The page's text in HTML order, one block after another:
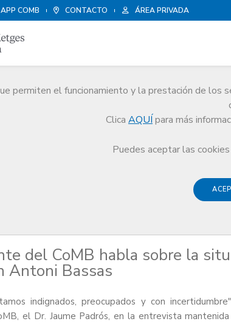
APP COMB CONTACTO ÁREA PRIVADA
permiten el funcionamiento y la prestación de los
Clica AQUÍ para más
Puedes aceptar las
El presidente del CoMB habla sobre la
del CoMB habla sobre la
Antoni Bassas
indignados, preocupados y con
el Dr. Jaume Padrós, en la entrevista